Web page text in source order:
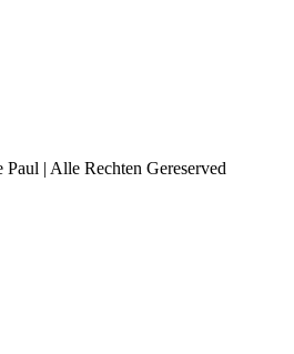
| Alle Rechten Gereserved